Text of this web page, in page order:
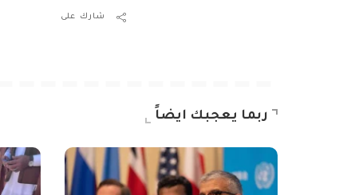
شارك على
ربما يعجبك ايضاً